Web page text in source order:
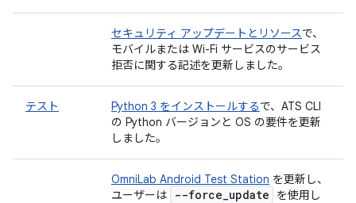
セキュリティ アップデートとリソースで、
モバイルまたは Wi-Fi サービスのサービス
拒否に関する記述を更新しました。
テスト Python 3 をインストールするで、ATS CLI
の Python バージョンと OS の要件を更新
しました。
OmniLab Android Test Station を更新し、
ユーザーは
--force_update
を使用し